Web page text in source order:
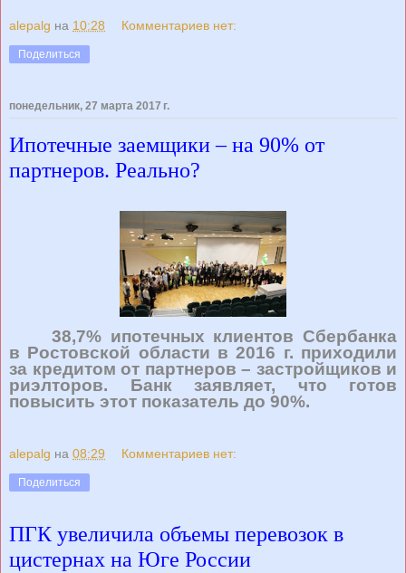
alepalg на 10:28 Комментариев нет:
Поделиться
понедельник, 27 марта 2017 г.
Ипотечные заемщики – на 90% от
партнеров. Реально?
38,7% ипотечных клиентов Сбербанка
в Ростовской области в 2016 г. приходили
за кредитом от партнеров – застройщиков и
риэлторов. Банк заявляет, что готов
повысить этот показатель до 90%.
alepalg на 08:29 Комментариев нет:
Поделиться
ПГК увеличила объемы перевозок в
цистернах на Юге России